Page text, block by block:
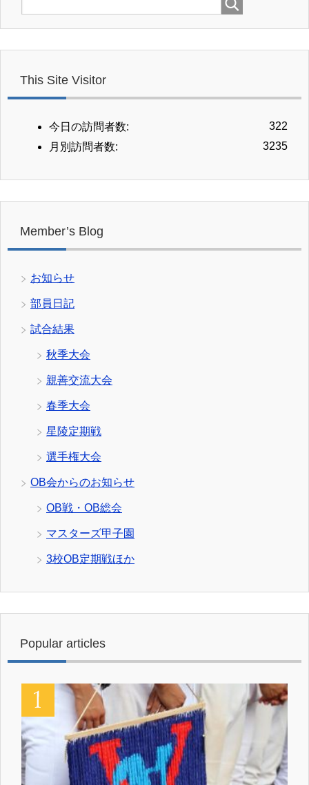
This Site Visitor
322
今日の訪問者数:
3235
月別訪問者数:
Member’s Blog
お知らせ
部員日記
試合結果
秋季大会
親善交流大会
春季大会
星陵定期戦
選手権大会
OB会からのお知らせ
OB戦・OB総会
マスターズ甲子園
3校OB定期戦ほか
Popular articles